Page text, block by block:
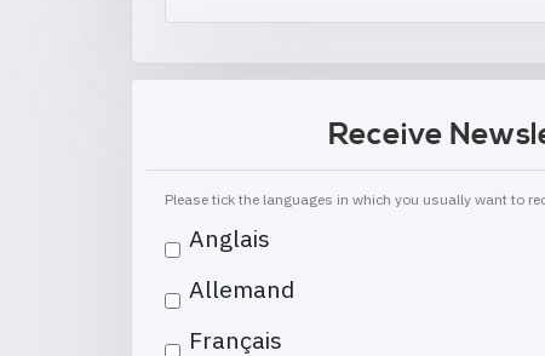
Receive
Please tick the languages in which you usually want to
Anglais
Allemand
Français